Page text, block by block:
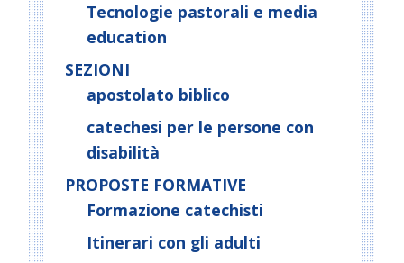
Tecnologie pastorali e media
education
SEZIONI
apostolato biblico
catechesi per le persone con
disabilità
PROPOSTE FORMATIVE
Formazione catechisti
Itinerari con gli adulti